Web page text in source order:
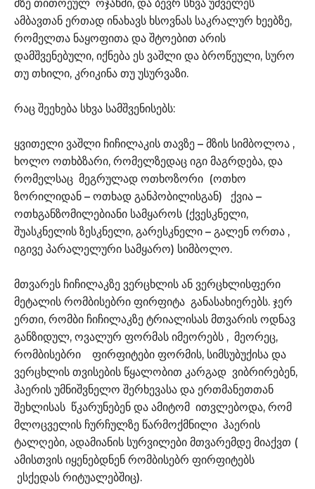
მზე თითოეულ ოჯახში, და ბევრ სხვა უძველეს
ამბავთან ერთად ინახავს ხსოვნას საკრალურ ხეებზე,
რომელთა ნაყოფითა და შტოებით არის
დამშვენებული, იქნება ეს ვაშლი და ბროწეული, სურო
თუ თხილი, კრიკინა თუ უსურვაზი.
რაც შეეხება სხვა სამშვენისებს:
ყვითელი ვაშლი ჩიჩილაკის თავზე – მზის სიმბოლოა ,
ხოლო ოთხბზარი, რომელზედაც იგი მაგრდება, და
რომელსაც მეგრულად ოთხოზორი (ოთხო
ზორილიდან – ოთხად განპობილისგან) ქვია –
ოთხგანზომილებიანი სამყაროს (ქვესკნელი,
შუასკნელის ზესკნელი, გარესკნელი – გალენ ორთა ,
იგივე პარალელური სამყარო) სიმბოლო.
მთვარეს ჩიჩილაკზე ვერცხლის ან ვერცხლისფერი
მეტალის რომბისებრი ფირფიტა განასახიერებს. ჯერ
ერთი, რომბი ჩიჩილაკზე ტრიალისას მთვარის ოდნავ
განზიდულ, ოვალურ ფორმას იმეორებს , მეორეც,
რომბისებრი ფირფიტები ფორმის, სიმსუბუქისა და
ვერცხლის თვისების წყალობით კარგად ვიბრირებენ,
ჰაერის უმნიშვნელო შერხევასა და ერთმანეთთან
შეხლისას წკარუნებენ და ამიტომ ითვლებოდა, რომ
მლოცველის ჩურჩულზე წარმოქმნილი ჰაერის
ტალღები, ადამიანის სურვილები მთვარემდე მიაქვთ (
ამისთვის იყენებდნენ რომბისებრ ფირფიტებს
ესქედას რიტუალებშიც).